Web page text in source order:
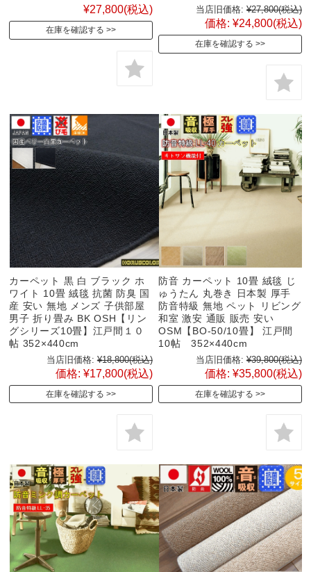
¥27,800(税込)
在庫を確認する
当店旧価格: ¥27,800(税込)
価格: ¥24,800(税込)
在庫を確認する
カーペット 黒 白 ブラック ホ
ワイト 10畳 絨毯 抗菌 防臭 国
産 安い 無地 メンズ 子供部屋
男子 折り畳み BK OSH【リン
グシリーズ10畳】江戸間１０
帖 352×440cm
当店旧価格: ¥18,800(税込)
価格: ¥17,800(税込)
在庫を確認する
防音 カーペット 10畳 絨毯 じ
ゅうたん 丸巻き 日本製 厚手
防音特級 無地 ペット リビング
和室 激安 通販 販売 安い
OSM【BO‐50/10畳】 江戸間
10帖 352×440cm
当店旧価格: ¥39,800(税込)
価格: ¥35,800(税込)
在庫を確認する